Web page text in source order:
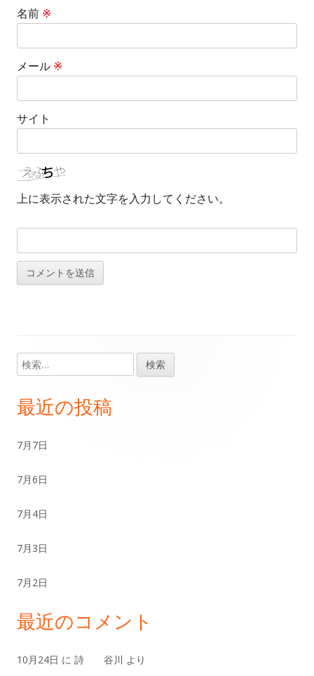
名前 ※
メール ※
サイト
上に表示された文字を入力してください。
メ
イ
サ
イ
ド
バ
ー
検
索:
最近の投稿
7月7日
7月6日
7月4日
7月3日
7月2日
最近のコメント
10月24日 に 詩 谷川 より